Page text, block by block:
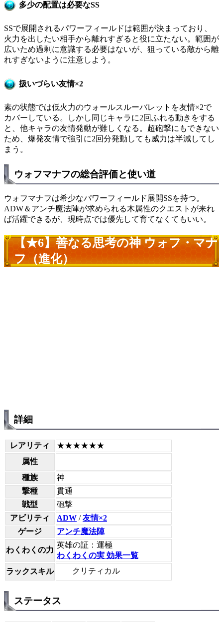
多少の配置は必要なSS
SSで展開されるパワーフィールドは範囲が決まっており、
火力を出したい相手から離れすぎると役に立たない。範囲が
広いため過剰に意識する必要はないが、狙っている敵から離
れすぎないように注意しよう。
扱いづらい友情×2
素の状態では低火力のウォールスルーバレットを友情×2で
カバーしている。しかし同じキャラに2回ふれる動きをする
と、他キャラの友情発動が難しくなる。超砲撃にもできない
ため、爆発友情で強引に2回分発動しても威力は半減してし
まう。
ウォフマナフの総合評価と使い道
ウォフマナフは希少なパワーフィールド展開SSを持つ。
ADW＆アンチ魔法陣が求められる木属性のクエストが来れ
ば活躍できるが、現時点では優先して育てなくてもいい。
【★6】善なる思考の神 ウォフ・マナ
フ（進化）
詳細
レアリティ
★★★★★★
属性
種族
神
撃種
貫通
戦型
砲撃
アビリティ
ADW /友情×2
ゲージ
アンチ魔法陣
わくわくの力
英雄の証：運極
わくわくの実 効果一覧
ラックスキル
クリティカル
ステータス